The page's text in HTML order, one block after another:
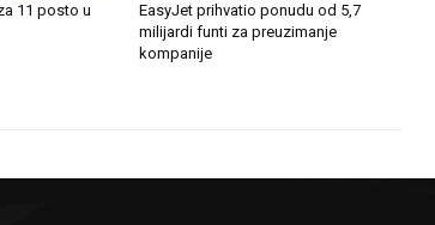
11 posto u
EasyJet prihvatio ponudu od 5,7
milijardi funti za preuzimanje
kompanije